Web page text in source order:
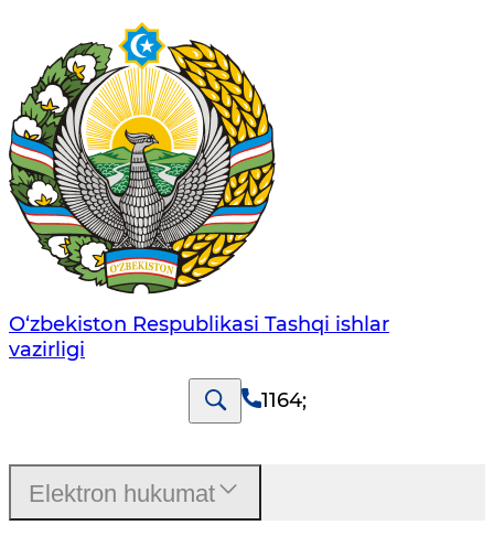
O‘zbеkistоn Rеspublikаsi Tashqi ishlаr
vаzirligi
1164;
Elektron hukumat